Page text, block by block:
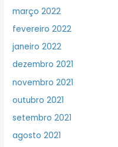
março 2022
fevereiro 2022
janeiro 2022
dezembro 2021
novembro 2021
outubro 2021
setembro 2021
agosto 2021